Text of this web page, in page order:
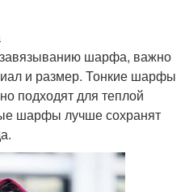
завязыванию шарфа, важно
и размер. Тонкие шарфы
подходят для теплой
шарфы лучше сохранят